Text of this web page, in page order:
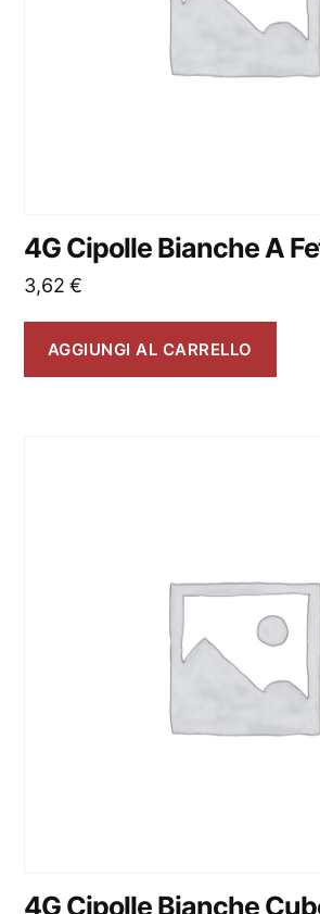
4G Cipolle Bianche A
3,62€
AGGIUNGI AL CARRELLO
4G Cipolle Bianche